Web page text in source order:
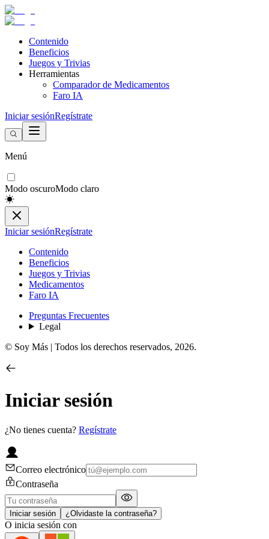
Contenido
Beneficios
Juegos y Trivias
Herramientas
Comparador de Medicamentos
Faro IA
Iniciar sesiónRegístrate
Menú
Modo oscuroModo claro
Iniciar sesiónRegístrate
Contenido
Beneficios
Juegos y Trivias
Medicamentos
Faro IA
Preguntas Frecuentes
Legal
© Soy Más | Todos los derechos reservados, 2026.
Iniciar sesión
¿No tienes cuenta? Regístrate
Correo electrónico
Contraseña
Iniciar sesión ¿Olvidaste la contraseña?
O inicia sesión con